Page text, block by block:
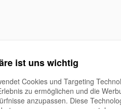
ist uns wichtig
Cookies und Targeting
zu ermöglichen und die
anzupassen. Diese